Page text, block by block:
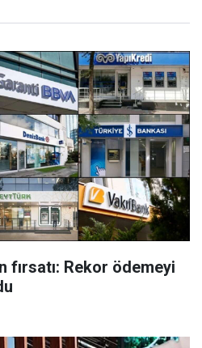
fırsatı: Rekor ödemeyi